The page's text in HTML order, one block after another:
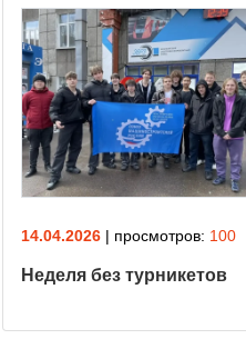
14.04.2026 | просмотров: 100
Неделя без турникетов